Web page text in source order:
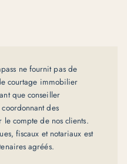
ne fournit pas de
courtage immobilier
que conseiller
des
le compte de nos clients.
fiscaux et notariaux est
agréés.